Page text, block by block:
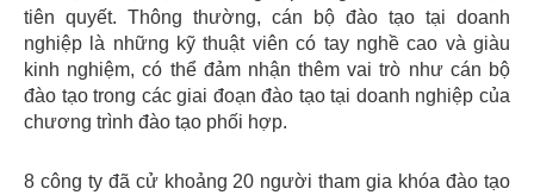
tiên quyết. Thông thường, cán bộ đào tạo tại doanh
nghiệp là những kỹ thuật viên có tay nghề cao và giàu
kinh nghiệm, có thể đảm nhận thêm vai trò như cán bộ
đào tạo trong các giai đoạn đào tạo tại doanh nghiệp của
chương trình đào tạo phối hợp.
8 công ty đã cử khoảng 20 người tham gia khóa đào tạo